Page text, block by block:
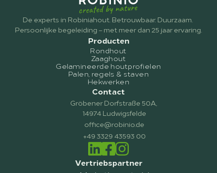
De experts in Robiniahout. Betrouwbaar. Duurzaam.
Persoonlijke begeleiding – met meer dan 25 jaar ervaring.
Contact
Gröbener Dorfstraße 50A,
14974 Ludwigsfelde
office@robinio.de
+49 3329 43593 00
Vertriebspartner
Producten
Rondhout
Zaaghout
Gelamineerde houtprofielen
Palen, regels & staven
Hekwerken